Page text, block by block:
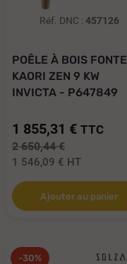
Réf. DNC : 457126
POÊLE À BOIS FONTE
KAORI ZEN 9 KW
INVICTA - P647849
1 855,31 € TTC
2 650,44 €
1 546,09 € HT
Ajouter au panier
-30%